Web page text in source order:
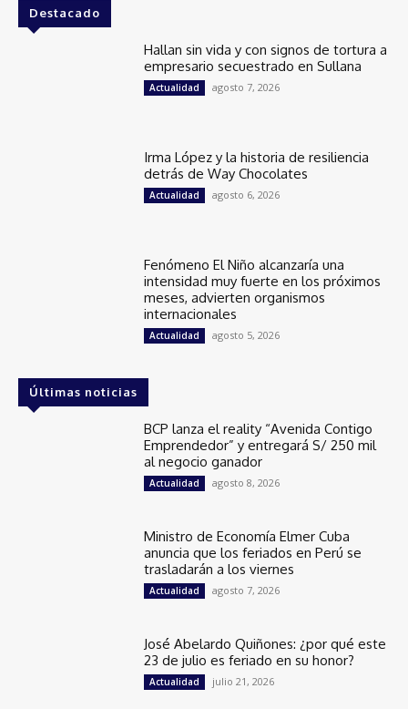
Destacado
Hallan sin vida y con signos de tortura a
empresario secuestrado en Sullana
Actualidad agosto 7, 2026
Irma López y la historia de resiliencia
detrás de Way Chocolates
Actualidad agosto 6, 2026
Fenómeno El Niño alcanzaría una
intensidad muy fuerte en los próximos
meses, advierten organismos
internacionales
Actualidad agosto 5, 2026
Últimas noticias
BCP lanza el reality “Avenida Contigo
Emprendedor” y entregará S/ 250 mil
al negocio ganador
Actualidad agosto 8, 2026
Ministro de Economía Elmer Cuba
anuncia que los feriados en Perú se
trasladarán a los viernes
Actualidad agosto 7, 2026
José Abelardo Quiñones: ¿por qué este
23 de julio es feriado en su honor?
Actualidad julio 21, 2026